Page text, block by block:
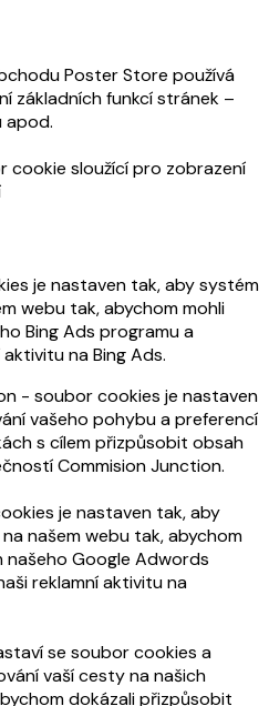
Poster Store používá
základních funkcí stránek –
apod.
cookie sloužící pro zobrazení
je nastaven tak, aby systém
webu tak, abychom mohli
Bing Ads programu a
na Bing Ads.
- soubor cookies je nastaven
vašeho pohybu a preferencí
s cílem přizpůsobit obsah
Commision Junction.
je nastaven tak, aby
našem webu tak, abychom
Google Adwords
reklamní aktivitu na
se soubor cookies a
vaší cesty na našich
dokázali přizpůsobit